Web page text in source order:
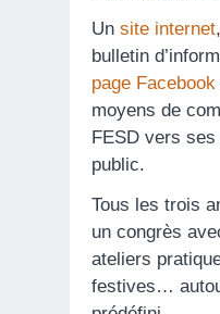
Un site internet
bulletin
page Facebook
moyens de
FESD vers
public.
Tous les trois
un congrès
ateliers
festives…